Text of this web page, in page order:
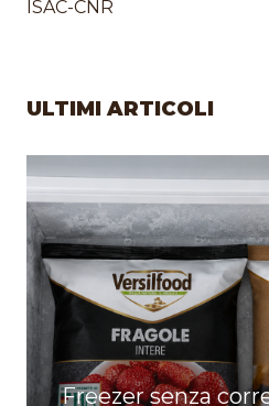
ISAC-CNR
ULTIMI ARTICOLI